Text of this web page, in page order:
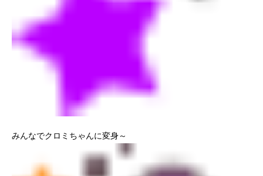
みんなでクロミちゃんに変身～